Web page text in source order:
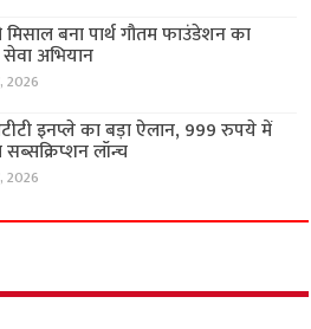
बना पार्थ गौतम फाउंडेशन का
अभियान
2026
इनप्ले का बड़ा ऐलान, 999 रुपये में
लॉन्च
2026